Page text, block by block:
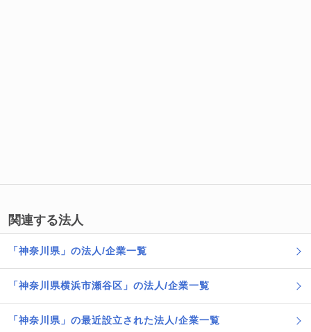
関連する法人
「神奈川県」の法人/企業一覧
「神奈川県横浜市瀬谷区」の法人/企業一覧
「神奈川県」の最近設立された法人/企業一覧